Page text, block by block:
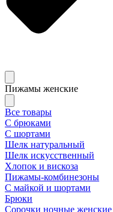
Пижамы женские
Все товары
С брюками
С шортами
Шелк натуральный
Шелк искусственный
Хлопок и вискоза
Пижамы-комбинезоны
С майкой и шортами
Брюки
Сорочки ночные женские